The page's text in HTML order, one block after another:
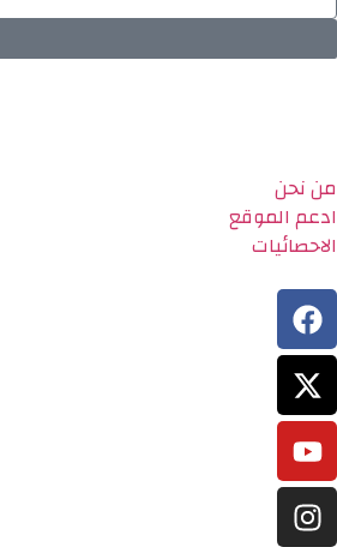
من نحن
ادعم الموقع
الاحصائيات